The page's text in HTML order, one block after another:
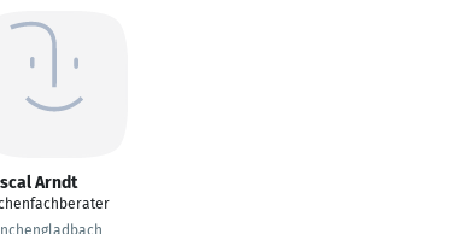
Arndt